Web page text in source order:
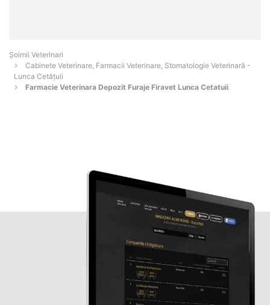
Șoimii Veterinari
Cabinete Veterinare, Farmacii Veterinare, Stomatologie Veterinară -
Lunca Cetăţuii
Farmacie Veterinara Depozit Furaje Firavet Lunca Cetatuii